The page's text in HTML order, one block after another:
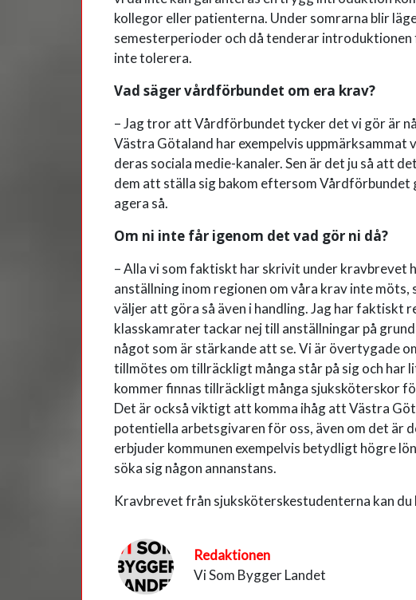
kollegor eller patienterna. Under somrarna blir
semesterperioder och då tenderar
inte tolerera.
Vad säger vårdförbundet om era krav?
– Jag tror att Vårdförbundet tycker det vi gör är
Västra Götaland har exempelvis
deras sociala medie-kanaler. Sen är det ju så att
dem att ställa sig bakom eftersom
agera så.
Om ni inte får igenom det vad gör ni då?
– Alla vi som faktiskt har skrivit under kravbrevet
anställning inom regionen om våra krav inte möts,
väljer att göra så även i handling. Jag har faktiskt
klasskamrater tackar nej till anställningar på
något som är stärkande att se. Vi är övertygade
tillmötes om tillräckligt många står på sig och har
kommer finnas tillräckligt många sjuksköterskor
Det är också viktigt att komma ihåg att Västra
potentiella arbetsgivaren för oss, även om det är
erbjuder kommunen exempelvis betydligt högre
söka sig någon annanstans.
Kravbrevet från sjuksköterskestudenterna kan du
Redaktionen
Vi Som Bygger Landet